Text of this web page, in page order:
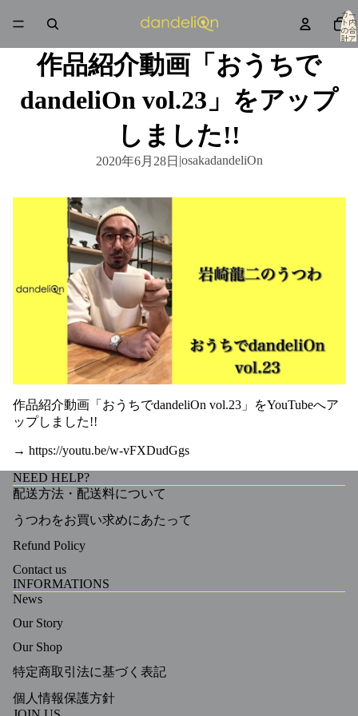
カー
ト内
の合
計ア
イテ
作品紹介動画「おうちで
dandeliOn vol.23」をアップ
しました!!
2020年6月28日 |osakadandeliOn
作品紹介動画「おうちでdandeliOn vol.23」をYouTubeへア
ップしました!!
→ https://youtu.be/w-vFXDudGgs
NEED HELP?
配送方法・配送料について
うつわをお買い求めにあたって
Refund Policy
Contact us
INFORMATIONS
News
Our Story
Our Shop
特定商取引法に基づく表記
個人情報保護方針